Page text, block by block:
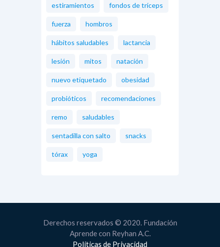
estiramientos fondos de tríceps
fuerza hombros
hábitos saludables lactancia
lesión mitos natación
nuevo etiquetado obesidad
probióticos recomendaciones
remo saludables
sentadilla con salto snacks
tórax yoga
Derechos reservados © 2020. Fundación
Aprende con Reyhan A.C.
Políticas de Privacidad